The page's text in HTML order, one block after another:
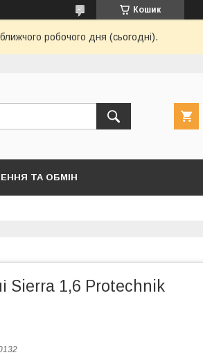
Кошик
робочого дня (сьогодні).
ТА ОБМІН
Sierra 1,6 Protechnik